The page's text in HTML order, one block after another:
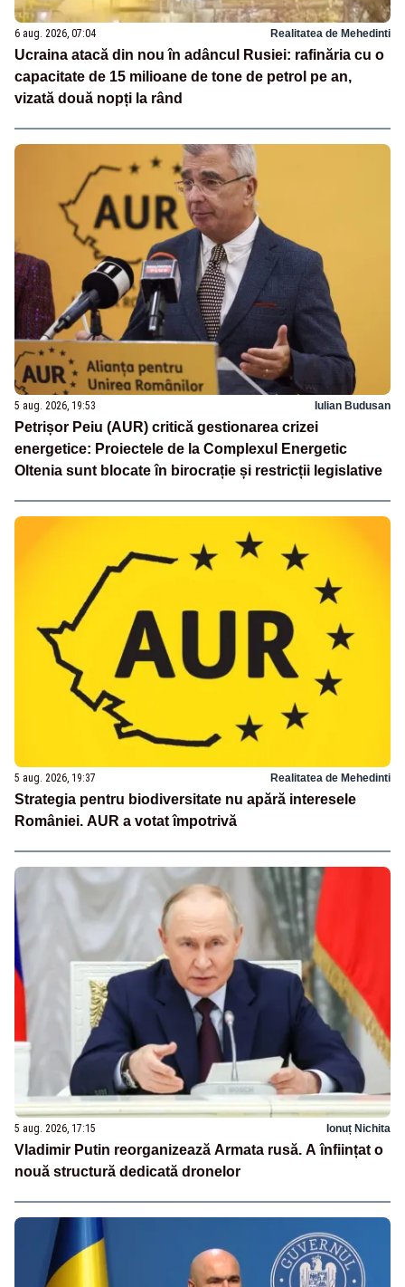
6 aug. 2026, 07:04 Realitatea de Mehedinti
Ucraina atacă din nou în adâncul Rusiei: rafinăria cu o
capacitate de 15 milioane de tone de petrol pe an,
vizată două nopți la rând
5 aug. 2026, 19:53 Iulian Budusan
Petrișor Peiu (AUR) critică gestionarea crizei
energetice: Proiectele de la Complexul Energetic
Oltenia sunt blocate în birocrație și restricții legislative
5 aug. 2026, 19:37 Realitatea de Mehedinti
Strategia pentru biodiversitate nu apără interesele
României. AUR a votat împotrivă
5 aug. 2026, 17:15 Ionuț Nichita
Vladimir Putin reorganizează Armata rusă. A înființat o
nouă structură dedicată dronelor